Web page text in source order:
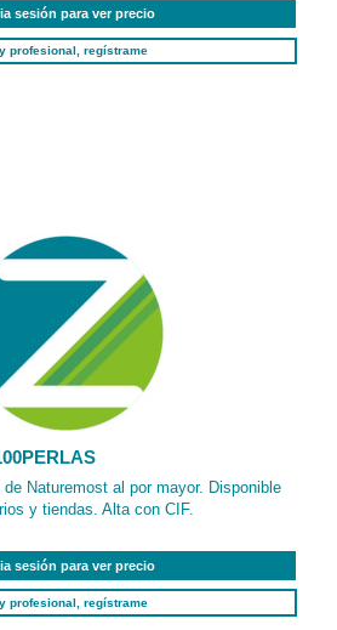
sesión para ver precio
profesional, regístrame
Naturemost al por mayor. Disponible
y tiendas. Alta con CIF.
sesión para ver precio
profesional, regístrame